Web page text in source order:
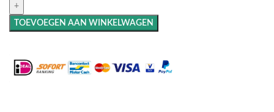
TOEVOEGEN AAN WINKELWAGEN